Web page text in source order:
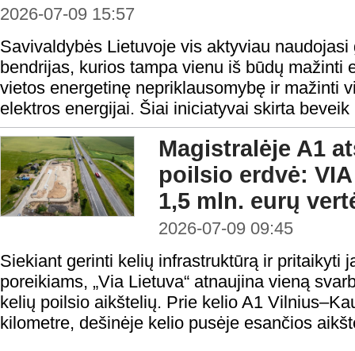
2026-07-09 15:57
Savivaldybės Lietuvoje vis aktyviau
bendrijas, kurios tampa vienu iš būdų mažinti
vietos energetinę nepriklausomybę ir mažinti
elektros energijai. Šiai iniciatyvai skirta
Magistralėje A1
poilsio erdvė:
1,5 mln. eurų
2026-07-09 09:45
Siekiant gerinti kelių infrastruktūrą ir pritaikyti
poreikiams, „Via Lietuva“ atnaujina vieną
kelių poilsio aikštelių. Prie kelio A1
kilometre, dešinėje kelio pusėje esančios